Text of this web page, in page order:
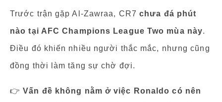
Trước trận gặp Al-Zawraa, CR7 chưa đá phút
nào tại AFC Champions League Two mùa này.
Điều đó khiến nhiều người thắc mắc, nhưng cũng
đồng thời làm tăng sự chờ đợi.
👉Vấn đề không nằm ở việc Ronaldo có nên